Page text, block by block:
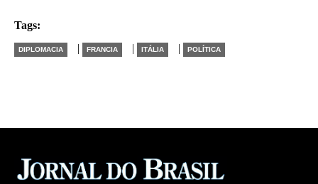
Tags:
DIPLOMACIA | FRANCIA | ITÁLIA | POLÍTICA